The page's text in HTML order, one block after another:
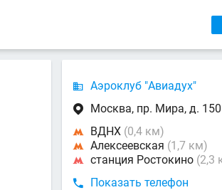
 Аэроклуб "Авиадух"
 Москва, пр. Мира, д.
 ВДНХ (0,4 км)
 Алексеевская (1,7 км)
 станция Ростокино (2,3
 Показать телефон